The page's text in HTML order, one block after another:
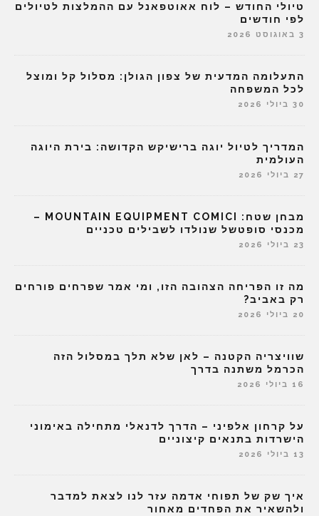
טיולי החודש – לוח אאוטפאנל עם ההמלצות לטיולים
לפי חודשים
3 באוגוסט 2026
התעלומה המדעית של צפון הגולן: מסלול קל ומוצל
לכל המשפחה
30 ביולי 2026
המדריך לטיול יוגה ברישיקש הקדושה: בירת היוגה
העולמית
27 ביולי 2026
מבחן שטח: MOUNTAIN EQUIPMENT COMICI –
מכנסי סופטשל שנולדו לשבילים טכניים
23 ביולי 2026
מה זו הפריחה הצהובה הזו, ומי אמר שפרחים פורחים
רק באביב?
20 ביולי 2026
שוויצריה הקטנה – לאן שלא תלך במסלול הזה
הכרמל משתנה בדרך
16 ביולי 2026
על קרחון אלפיני – הדרך לדנאלי מתחילה באימוני
הישרדות בתנאים קיצוניים
13 ביולי 2026
איך שק של תפוחי אדמה עזר לנו לצאת למדבר
ולהשאיר את הפחדים מאחור